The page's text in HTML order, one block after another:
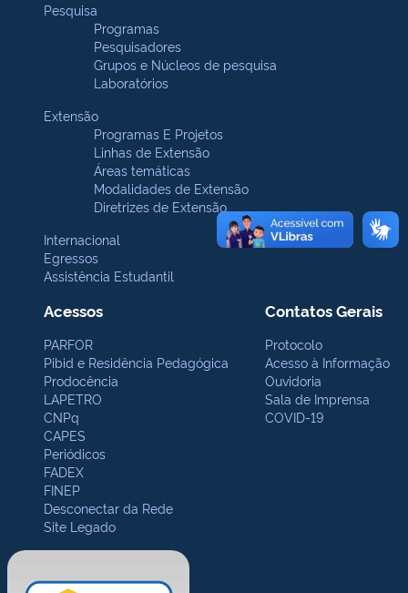
Pesquisa
Programas
Pesquisadores
Grupos e Núcleos de pesquisa
Laboratórios
Extensão
Programas E Projetos
Linhas de Extensão
Áreas temáticas
Modalidades de Extensão
Diretrizes de Extensão
Internacional
Egressos
Assistência Estudantil
Acessos
PARFOR
Pibid e Residência Pedagógica
Prodocência
LAPETRO
CNPq
CAPES
Periódicos
FADEX
FINEP
Desconectar da Rede
Site Legado
Contatos Gerais
Protocolo
Acesso à Informação
Ouvidoria
Sala de Imprensa
COVID-19